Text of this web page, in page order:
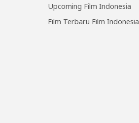
Upcoming Film Indonesia
Film Terbaru Film Indonesia